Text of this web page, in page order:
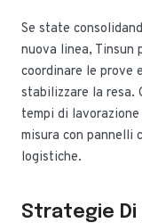
Se state
nuova linea, Tinsun
coordinare le prove
stabilizzare la resa.
tempi di
misura con pannelli
logistiche.
Strategie Di